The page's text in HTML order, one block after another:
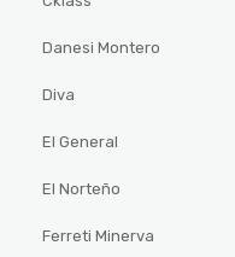
Danesi Montero
Diva
El General
El Norteño
Ferreti Minerva